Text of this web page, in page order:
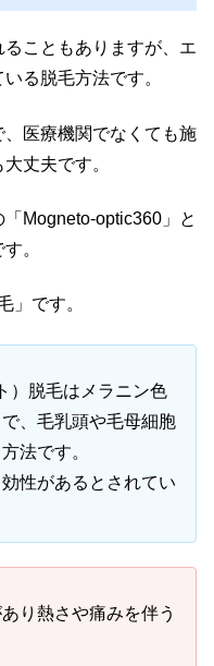
こともありますが、エ
る脱毛方法です。
医療機関でなくても施
丈夫です。
Mogneto-optic360」と
。
」です。
）脱毛はメラニン色
、毛乳頭や毛母細胞
法です。
性があるとされてい
り熱さや痛みを伴う